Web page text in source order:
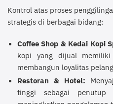
Kontrol atas proses
strategis di berbagai bidang:
Coffee Shop & Kedai Kopi
kopi yang dijual
membangun loyalitas
Restoran & Hotel:
tinggi sebagai penutup